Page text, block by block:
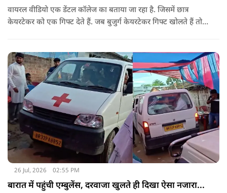
वायरल वीडियो एक डेंटल कॉलेज का बताया जा रहा है. जिसमें छात्र
केयरटेकर को एक गिफ्ट देते हैं. जब बुजुर्ग केयरटेकर गिफ्ट खोलते हैं तो
26 Jul, 2026 02:55 PM
बारात में पहुंची एम्बुलेंस, दरवाजा खुलते ही दिखा ऐसा नजारा...